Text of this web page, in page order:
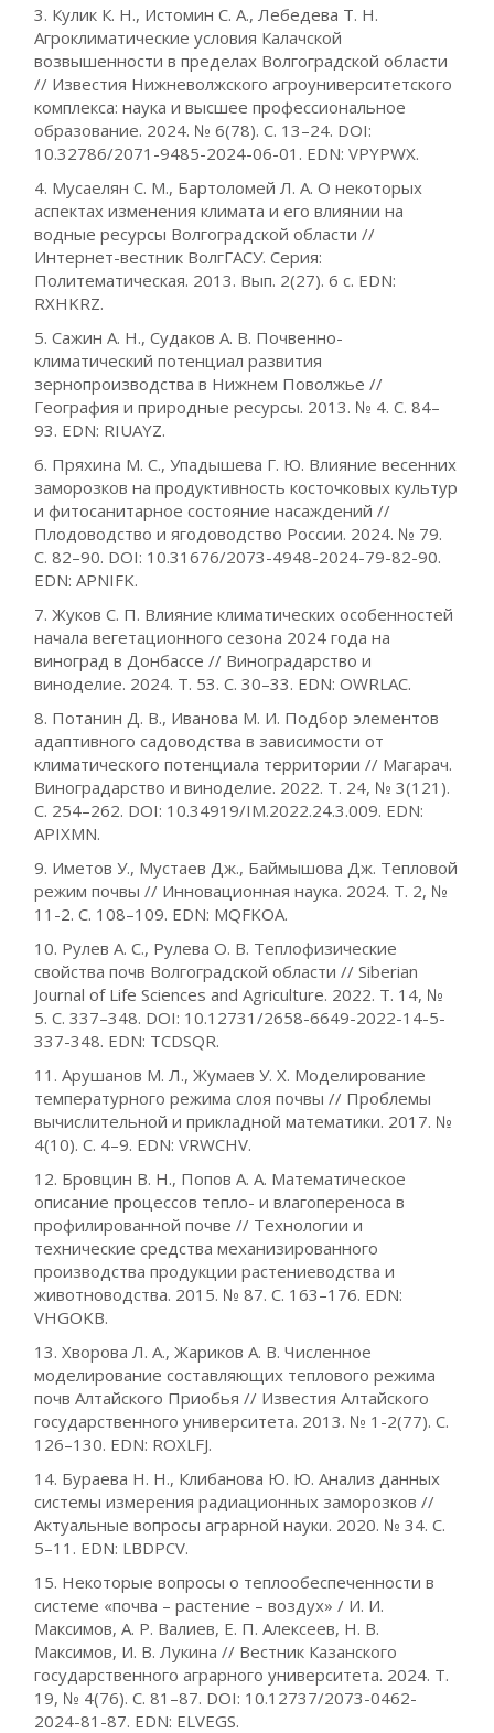
3. Кулик К. Н., Истомин С. А., Лебедева Т. Н.
Агроклиматические условия Калачской
возвышенности в пределах Волгоградской области
// Известия Нижневолжского агроуниверситетского
комплекса: наука и высшее профессиональное
образование. 2024. № 6(78). С. 13–24. DOI:
10.32786/2071-9485-2024-06-01. EDN: VPYPWX.
4. Мусаелян С. М., Бартоломей Л. А. О некоторых
аспектах изменения климата и его влиянии на
водные ресурсы Волгоградской области //
Интернет-вестник ВолгГАСУ. Серия:
Политематическая. 2013. Вып. 2(27). 6 с. EDN:
RXHKRZ.
5. Сажин А. Н., Судаков А. В. Почвенно-
климатический потенциал развития
зернопроизводства в Нижнем Поволжье //
География и природные ресурсы. 2013. № 4. С. 84–
93. EDN: RIUAYZ.
6. Пряхина М. С., Упадышева Г. Ю. Влияние весенних
заморозков на продуктивность косточковых культур
и фитосанитарное состояние насаждений //
Плодоводство и ягодоводство России. 2024. № 79.
С. 82–90. DOI: 10.31676/2073-4948-2024-79-82-90.
EDN: APNIFK.
7. Жуков С. П. Влияние климатических особенностей
начала вегетационного сезона 2024 года на
виноград в Донбассе // Виноградарство и
виноделие. 2024. Т. 53. С. 30–33. EDN: OWRLAC.
8. Потанин Д. В., Иванова М. И. Подбор элементов
адаптивного садоводства в зависимости от
климатического потенциала территории // Магарач.
Виноградарство и виноделие. 2022. Т. 24, № 3(121).
С. 254–262. DOI: 10.34919/IM.2022.24.3.009. EDN:
APIXMN.
9. Иметов У., Мустаев Дж., Баймышова Дж. Тепловой
режим почвы // Инновационная наука. 2024. Т. 2, №
11-2. С. 108–109. EDN: MQFKOA.
10. Рулев А. С., Рулева О. В. Теплофизические
свойства почв Волгоградской области // Siberian
Journal of Life Sciences and Agriculture. 2022. Т. 14, №
5. С. 337–348. DOI: 10.12731/2658-6649-2022-14-5-
337-348. EDN: TCDSQR.
11. Арушанов М. Л., Жумаев У. Х. Моделирование
температурного режима слоя почвы // Проблемы
вычислительной и прикладной математики. 2017. №
4(10). С. 4–9. EDN: VRWCHV.
12. Бровцин В. Н., Попов А. А. Математическое
описание процессов тепло- и влагопереноса в
профилированной почве // Технологии и
технические средства механизированного
производства продукции растениеводства и
животноводства. 2015. № 87. С. 163–176. EDN:
VHGOKB.
13. Хворова Л. А., Жариков А. В. Численное
моделирование составляющих теплового режима
почв Алтайского Приобья // Известия Алтайского
государственного университета. 2013. № 1-2(77). С.
126–130. EDN: ROXLFJ.
14. Бураева Н. Н., Клибанова Ю. Ю. Анализ данных
системы измерения радиационных заморозков //
Актуальные вопросы аграрной науки. 2020. № 34. С.
5–11. EDN: LBDPCV.
15. Некоторые вопросы о теплообеспеченности в
системе «почва – растение – воздух» / И. И.
Максимов, А. Р. Валиев, Е. П. Алексеев, Н. В.
Максимов, И. В. Лукина // Вестник Казанского
государственного аграрного университета. 2024. Т.
19, № 4(76). С. 81–87. DOI: 10.12737/2073-0462-
2024-81-87. EDN: ELVEGS.